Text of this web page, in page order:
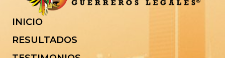
INICIO
RESULTADOS